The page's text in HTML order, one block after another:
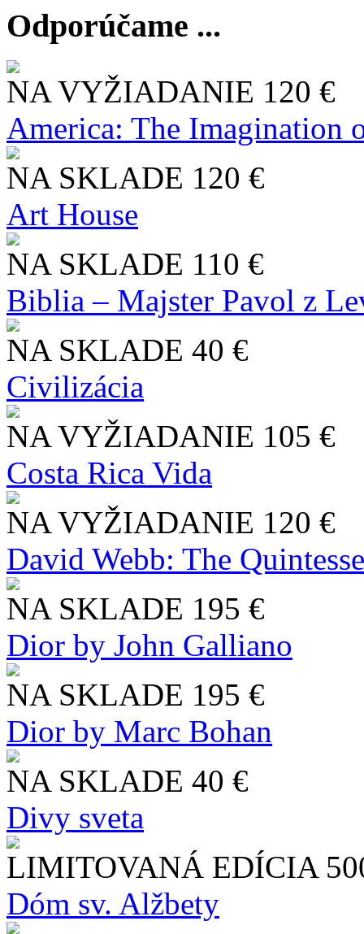
Odporúčame ...
NA VYŽIADANIE 120 €
America: The Imagination
NA SKLADE 120 €
Art House
NA SKLADE 110 €
Biblia – Majster Pavol z
NA SKLADE 40 €
Civilizácia
NA VYŽIADANIE 105 €
Costa Rica Vida
NA VYŽIADANIE 120 €
David Webb: The
NA SKLADE 195 €
Dior by John Galliano
NA SKLADE 195 €
Dior by Marc Bohan
NA SKLADE 40 €
Divy sveta
LIMITOVANÁ EDÍCIA
Dóm sv. Alžbety